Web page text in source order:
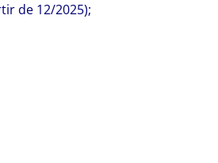
de 12/2025);